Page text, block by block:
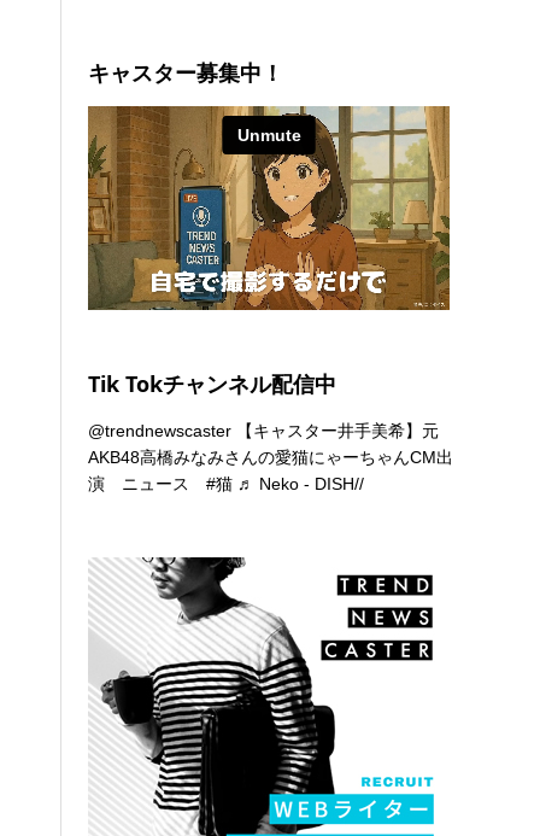
キャスター募集中！
Tik Tokチャンネル配信中
@trendnewscaster 【キャスター井手美希】元
AKB48高橋みなみさんの愛猫にゃーちゃんCM出
演 ニュース#猫 ♬ Neko - DISH//